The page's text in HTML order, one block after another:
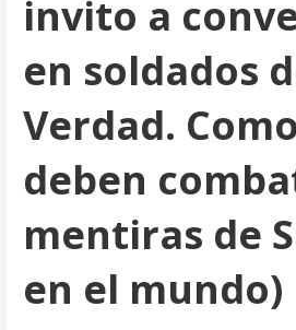
invito a
en soldados
Verdad.
deben
mentiras de
en el mundo)